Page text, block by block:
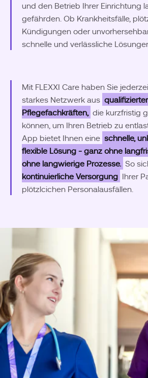
und den Betrieb Ihrer Einrichtung
gefährden. Ob Krankheitsfälle,
Kündigungen oder
schnelle und verlässliche
Mit FLEXXI Care haben Sie
starkes Netzwerk aus
Pflegefachkräften, die kurzfristig
können, um Ihren Betrieb zu
App bietet Ihnen eine schnelle,
flexible Lösung - ganz ohne
ohne langwierige Prozesse. So
kontinuierliche Versorgung Ihrer
plötzlcichen Personalausfällen.